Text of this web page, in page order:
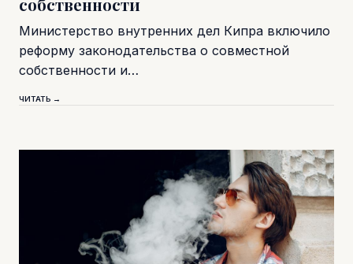
собственности
Министерство внутренних дел Кипра включило
реформу законодательства о совместной
собственности и…
ЧИТАТЬ →